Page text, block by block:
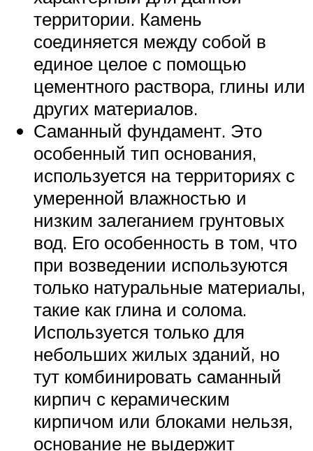
территории. Камень
соединяется между собой в
единое целое с помощью
цементного раствора, глины или
других материалов.
Саманный фундамент. Это
особенный тип основания,
используется на территориях с
умеренной влажностью и
низким залеганием грунтовых
вод. Его особенность в том, что
при возведении используются
только натуральные материалы,
такие как глина и солома.
Используется только для
небольших жилых зданий, но
тут комбинировать саманный
кирпич с керамическим
кирпичом или блоками нельзя,
основание не выдержит